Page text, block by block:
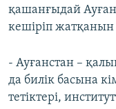
қашанғыдай
кешіріп
- Ауғанстан –
да билік басына
тетіктері,